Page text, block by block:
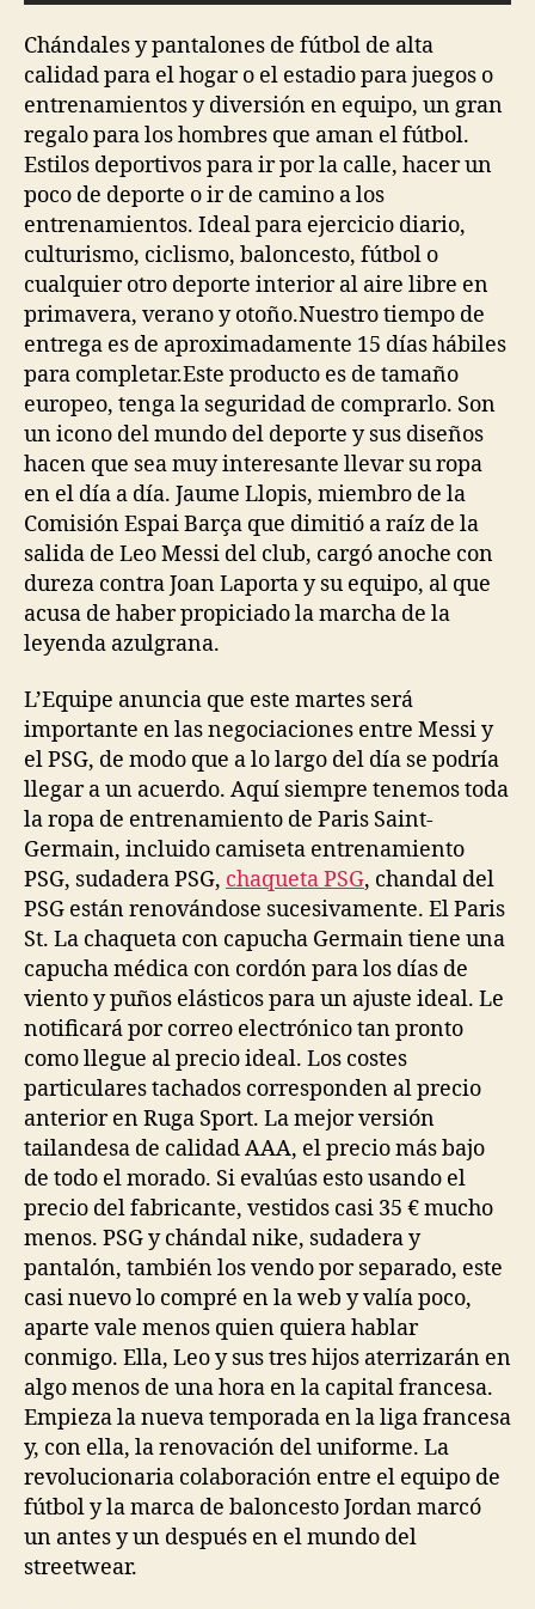
Chándales y pantalones de fútbol de alta
calidad para el hogar o el estadio para juegos o
entrenamientos y diversión en equipo, un gran
regalo para los hombres que aman el fútbol.
Estilos deportivos para ir por la calle, hacer un
poco de deporte o ir de camino a los
entrenamientos. Ideal para ejercicio diario,
culturismo, ciclismo, baloncesto, fútbol o
cualquier otro deporte interior al aire libre en
primavera, verano y otoño.Nuestro tiempo de
entrega es de aproximadamente 15 días hábiles
para completar.Este producto es de tamaño
europeo, tenga la seguridad de comprarlo. Son
un icono del mundo del deporte y sus diseños
hacen que sea muy interesante llevar su ropa
en el día a día. Jaume Llopis, miembro de la
Comisión Espai Barça que dimitió a raíz de la
salida de Leo Messi del club, cargó anoche con
dureza contra Joan Laporta y su equipo, al que
acusa de haber propiciado la marcha de la
leyenda azulgrana.
L’Equipe anuncia que este martes será
importante en las negociaciones entre Messi y
el PSG, de modo que a lo largo del día se podría
llegar a un acuerdo. Aquí siempre tenemos toda
la ropa de entrenamiento de Paris Saint-
Germain, incluido camiseta entrenamiento
PSG, sudadera PSG, chaqueta PSG, chandal del
PSG están renovándose sucesivamente. El Paris
St. La chaqueta con capucha Germain tiene una
capucha médica con cordón para los días de
viento y puños elásticos para un ajuste ideal. Le
notificará por correo electrónico tan pronto
como llegue al precio ideal. Los costes
particulares tachados corresponden al precio
anterior en Ruga Sport. La mejor versión
tailandesa de calidad AAA, el precio más bajo
de todo el morado. Si evalúas esto usando el
precio del fabricante, vestidos casi 35 € mucho
menos. PSG y chándal nike, sudadera y
pantalón, también los vendo por separado, este
casi nuevo lo compré en la web y valía poco,
aparte vale menos quien quiera hablar
conmigo. Ella, Leo y sus tres hijos aterrizarán en
algo menos de una hora en la capital francesa.
Empieza la nueva temporada en la liga francesa
y, con ella, la renovación del uniforme. La
revolucionaria colaboración entre el equipo de
fútbol y la marca de baloncesto Jordan marcó
un antes y un después en el mundo del
streetwear.